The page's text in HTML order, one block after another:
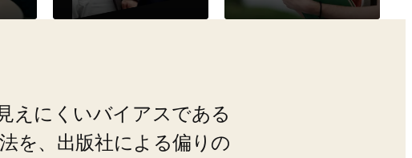
えにくいバイアスである
を、出版社による偏りの